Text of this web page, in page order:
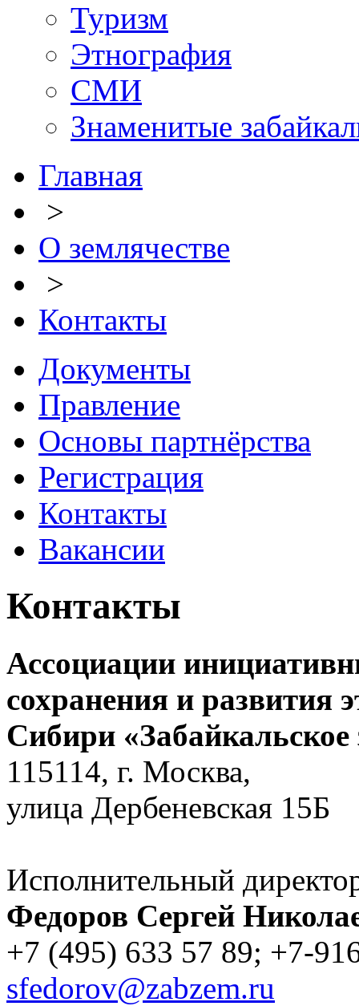
Туризм
Этнография
СМИ
Знаменитые
Главная
>
О землячестве
>
Контакты
Документы
Правление
Основы партнёрства
Регистрация
Контакты
Вакансии
Контакты
Ассоциации
сохранения и развития
Сибири «Забайкальское
115114, г. Москва,
улица Дербеневская 15Б
Исполнительный
Федоров Сергей
+7 (495) 633 57 89; +7-
sfedorov@zabzem.ru